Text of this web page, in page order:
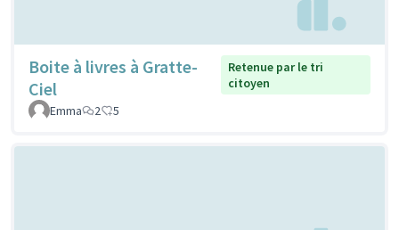
Boite à livres à Gratte-
Ciel
Retenue par le tri
citoyen
Emma
2 5